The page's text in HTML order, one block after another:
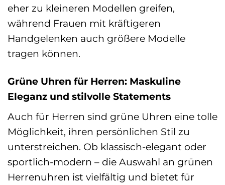
eher zu kleineren Modellen greifen,
während Frauen mit kräftigeren
Handgelenken auch größere Modelle
tragen können.
Grüne Uhren für Herren: Maskuline
Eleganz und stilvolle Statements
Auch für Herren sind grüne Uhren eine tolle
Möglichkeit, ihren persönlichen Stil zu
unterstreichen. Ob klassisch-elegant oder
sportlich-modern – die Auswahl an grünen
Herrenuhren ist vielfältig und bietet für